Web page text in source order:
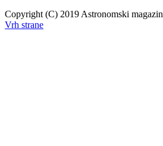
Copyright (C) 2019 Astronomski magazin
Vrh strane